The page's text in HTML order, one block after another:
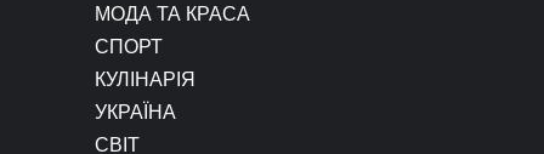
МОДА ТА КРАСА
СПОРТ
КУЛІНАРІЯ
УКРАЇНА
СВІТ